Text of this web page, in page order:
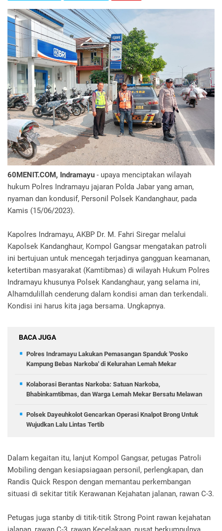
60MENIT.COM, Indramayu - upaya menciptakan wilayah
hukum Polres Indramayu jajaran Polda Jabar yang aman,
nyaman dan kondusif, Personil Polsek Kandanghaur, pada
Kamis (15/06/2023).
Kapolres Indramayu, AKBP Dr. M. Fahri Siregar melalui
Kapolsek Kandanghaur, Kompol Gangsar mengatakan patroli
ini bertujuan untuk mencegah terjadinya gangguan keamanan,
ketertiban masyarakat (Kamtibmas) di wilayah Hukum Polres
Indramayu khusunya Polsek Kandanghaur, yang selama ini,
Alhamdulillah cenderung dalam kondisi aman dan terkendali.
Kondisi ini harus kita jaga bersama. Ungkapnya.
BACA JUGA
Polres Indramayu Lakukan Pemasangan Spanduk 'Posko
Kampung Bebas Narkoba' di Kelurahan Lemah Mekar
Kolaborasi Berantas Narkoba: Satuan Narkoba,
Bhabinkamtibmas, dan Warga Lemah Mekar Bersatu Melawan
Polsek Dayeuhkolot Gencarkan Operasi Knalpot Brong Untuk
Wujudkan Lalu Lintas Tertib
Dalam kegaitan itu, lanjut Kompol Gangsar, petugas Patroli
Mobiling dengan kesiapsiagaan personil, perlengkapan, dan
Randis Quick Respon dengan memantau perkembangan
situasi di sekitar titik Kerawanan Kejahatan jalanan, rawan C-3.
Petugas juga stanby di titik-titik Strong Point rawan kejahatan